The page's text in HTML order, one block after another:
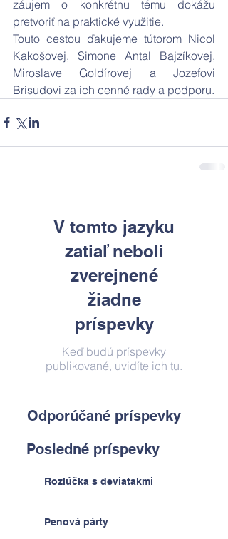
záujem o konkrétnu tému dokážu
pretvoriť na praktické využitie.
Touto cestou ďakujeme tútorom Nicol
Kakošovej, Simone Antal Bajzíkovej,
Miroslave Goldírovej a Jozefovi
Brisudovi za ich cenné rady a podporu.
V tomto jazyku
zatiaľ neboli
zverejnené
žiadne
príspevky
Keď budú príspevky
publikované, uvidíte ich tu.
Odporúčané príspevky
Posledné príspevky
Rozlúčka s deviatakmi
Penová párty